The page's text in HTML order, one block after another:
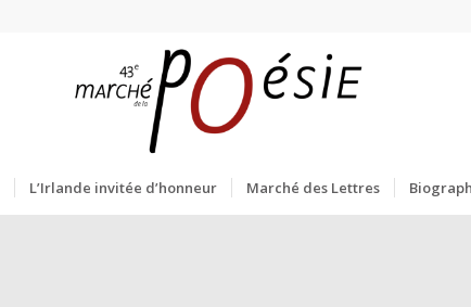
L’Irlande invitée d’honneur Marché des Lettres